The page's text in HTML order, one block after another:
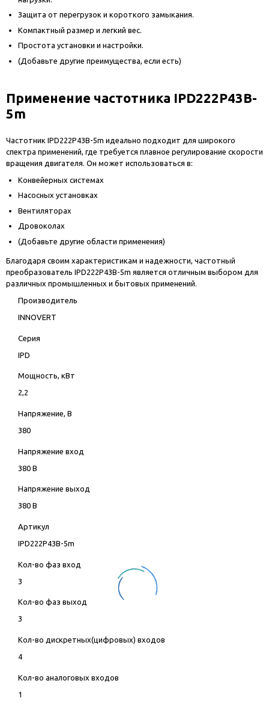
Защита от перегрузок и короткого замыкания.
Компактный размер и легкий вес.
Простота установки и настройки.
(Добавьте другие преимущества, если есть)
Применение частотника IPD222P43B-
5m
Частотник IPD222P43B-5m идеально подходит для широкого
спектра применений, где требуется плавное регулирование скорости
вращения двигателя. Он может использоваться в:
Конвейерных системах
Насосных установках
Вентиляторах
Дровоколах
(Добавьте другие области применения)
Благодаря своим характеристикам и надежности, частотный
преобразователь IPD222P43B-5m является отличным выбором для
различных промышленных и бытовых применений.
Производитель
INNOVERT
Серия
IPD
Мощность, кВт
2,2
Напряжение, В
380
Напряжение вход
380 В
Напряжение выход
380 В
Артикул
IPD222P43B-5m
Кол-во фаз вход
3
Кол-во фаз выход
3
Кол-во дискретных(цифровых) входов
4
Кол-во аналоговых входов
1